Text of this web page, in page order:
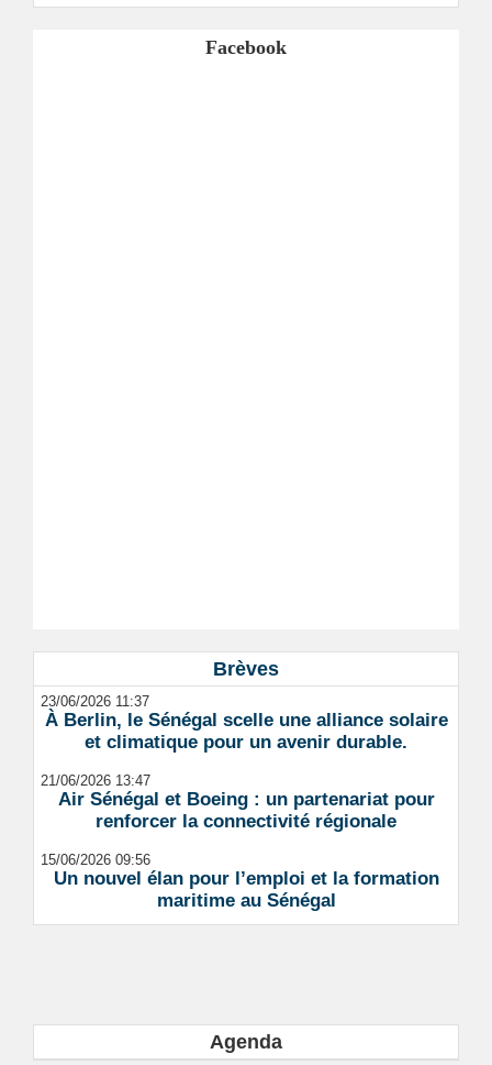
Facebook
Brèves
23/06/2026 11:37
À Berlin, le Sénégal scelle une alliance solaire
et climatique pour un avenir durable.
21/06/2026 13:47
Air Sénégal et Boeing : un partenariat pour
renforcer la connectivité régionale
15/06/2026 09:56
Un nouvel élan pour l’emploi et la formation
maritime au Sénégal
Agenda